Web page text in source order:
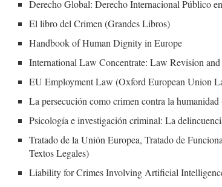
Derecho Global: Derecho Internacional Público
El libro del Crimen (Grandes Libros)
Handbook of Human Dignity in Europe
International Law Concentrate: Law Revision
EU Employment Law (Oxford European Union
La persecución como crimen contra la
Psicología e investigación criminal: La
Tratado de la Unión Europea, Tratado de
Textos Legales)
Liability for Crimes Involving Artificial